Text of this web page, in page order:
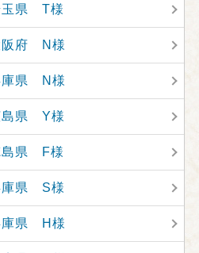
玉県 T様
阪府 N様
庫県 N様
島県 Y様
島県 F様
庫県 S様
庫県 H様